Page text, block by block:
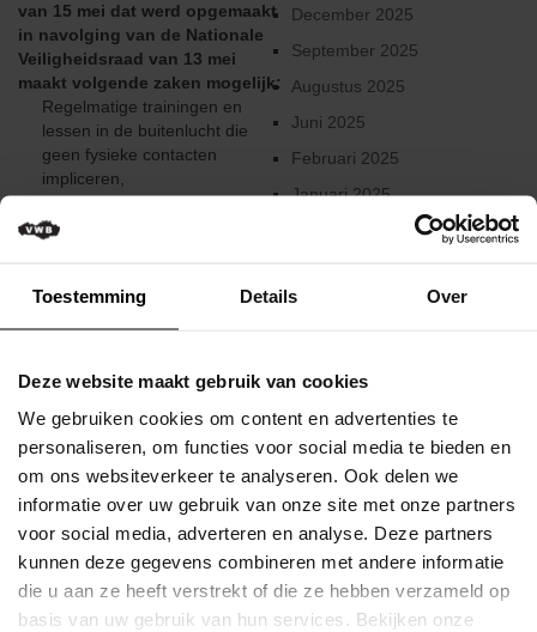
Toestemming Details Over
Deze website maakt gebruik van cookies
We gebruiken cookies om content en advertenties te
personaliseren, om functies voor social media te bieden en
om ons websiteverkeer te analyseren. Ook delen we
informatie over uw gebruik van onze site met onze partners
voor social media, adverteren en analyse. Deze partners
kunnen deze gegevens combineren met andere informatie
die u aan ze heeft verstrekt of die ze hebben verzameld op
basis van uw gebruik van hun services. Bekijken onze
Ethiek
/
Integriteit
/
Verkeersregels
Media
Flandrienne
VWB
Nieuws
Actueel
Artikels
Veelgestelde
vragen
/
FAQ
van 15 mei dat werd opgemaakt
in navolging van de Nationale
Veiligheidsraad van 13 mei
maakt volgende zaken mogelijk:
Regelmatige trainingen en
lessen in de buitenlucht die
geen fysieke contacten
impliceren,
in georganiseerd verband, in
het bijzonder door een club of
20 personen,
en met respect van een afstand
van 1,5 meter tussen elke
persoon
Wie met vrienden wil fietsen, moet
doen, binnen de structuur van een
club of vereniging. Geen probleem
voor wie reeds via een VWB-club
aangesloten is, maar wat met
mensen die dit niet zijn en er bij dit
December 2025
September 2025
Augustus 2025
Juni 2025
Februari 2025
Januari 2025
Maart 2024
Februari 2024
December 2023
Oktober 2023
2023
Mei 2023